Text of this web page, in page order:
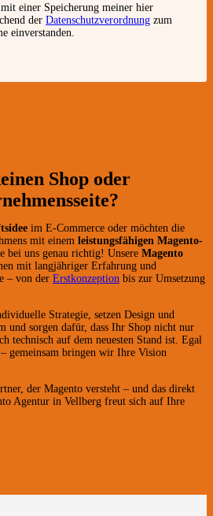
einer Speicherung meiner hier
der Datenschutzverordnung zum
einverstanden.
Shop oder
im E-Commerce oder möchten die
mit einem leistungsfähigen Magento-
bei uns genau richtig! Unsere Magento
mit langjähriger Erfahrung und
– von der Erstkonzeption bis zur Umsetzung
Strategie, setzen Design und
und sorgen dafür, dass Ihr Shop nicht nur
technisch auf dem neuesten Stand ist. Egal
gemeinsam bringen wir Ihre Vision
der Magento versteht – und das direkt
Agentur in Vellberg freut sich auf Ihre